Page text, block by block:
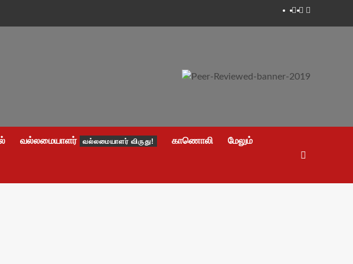
Facebook
Twitter
Youtube
வல்லமையாளர் வல்லமையாளர் விருது! காணொலி மேலும்